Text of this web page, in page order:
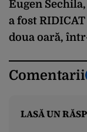
Eugen
a fost
doua oară,
Comentarii
LASĂ UN